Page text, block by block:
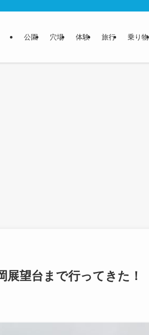
公園 穴場 体験 旅行 乗り物
展望台まで行ってきた！